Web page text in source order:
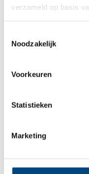
verzameld op basis
Noodzakelijk
Voorkeuren
Statistieken
Marketing
Wil je